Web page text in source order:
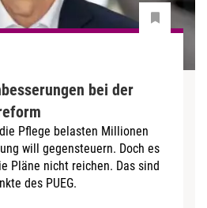
bei der
Pflege belasten Millionen
will gegensteuern. Doch es
Pläne nicht reichen. Das sind
des PUEG.